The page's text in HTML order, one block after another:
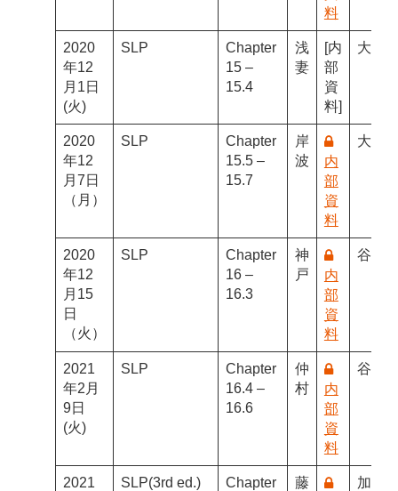
料
2020
年12
月1日
(火)
SLP
Chapter
15 –
15.4
浅
妻
[内
部
資
料]
大内
2020
年12
月7日
（月）
SLP
Chapter
15.5 –
15.7
岸
波
内
部
資
料
大内
2020
年12
月15
日
（火）
SLP
Chapter
16 –
16.3
神
戸
内
部
資
料
谷中
2021
年2月
9日
(火)
SLP
Chapter
16.4 –
16.6
仲
村
内
部
資
料
谷中
2021
SLP(3rd ed.)
Chapter
藤
加藤